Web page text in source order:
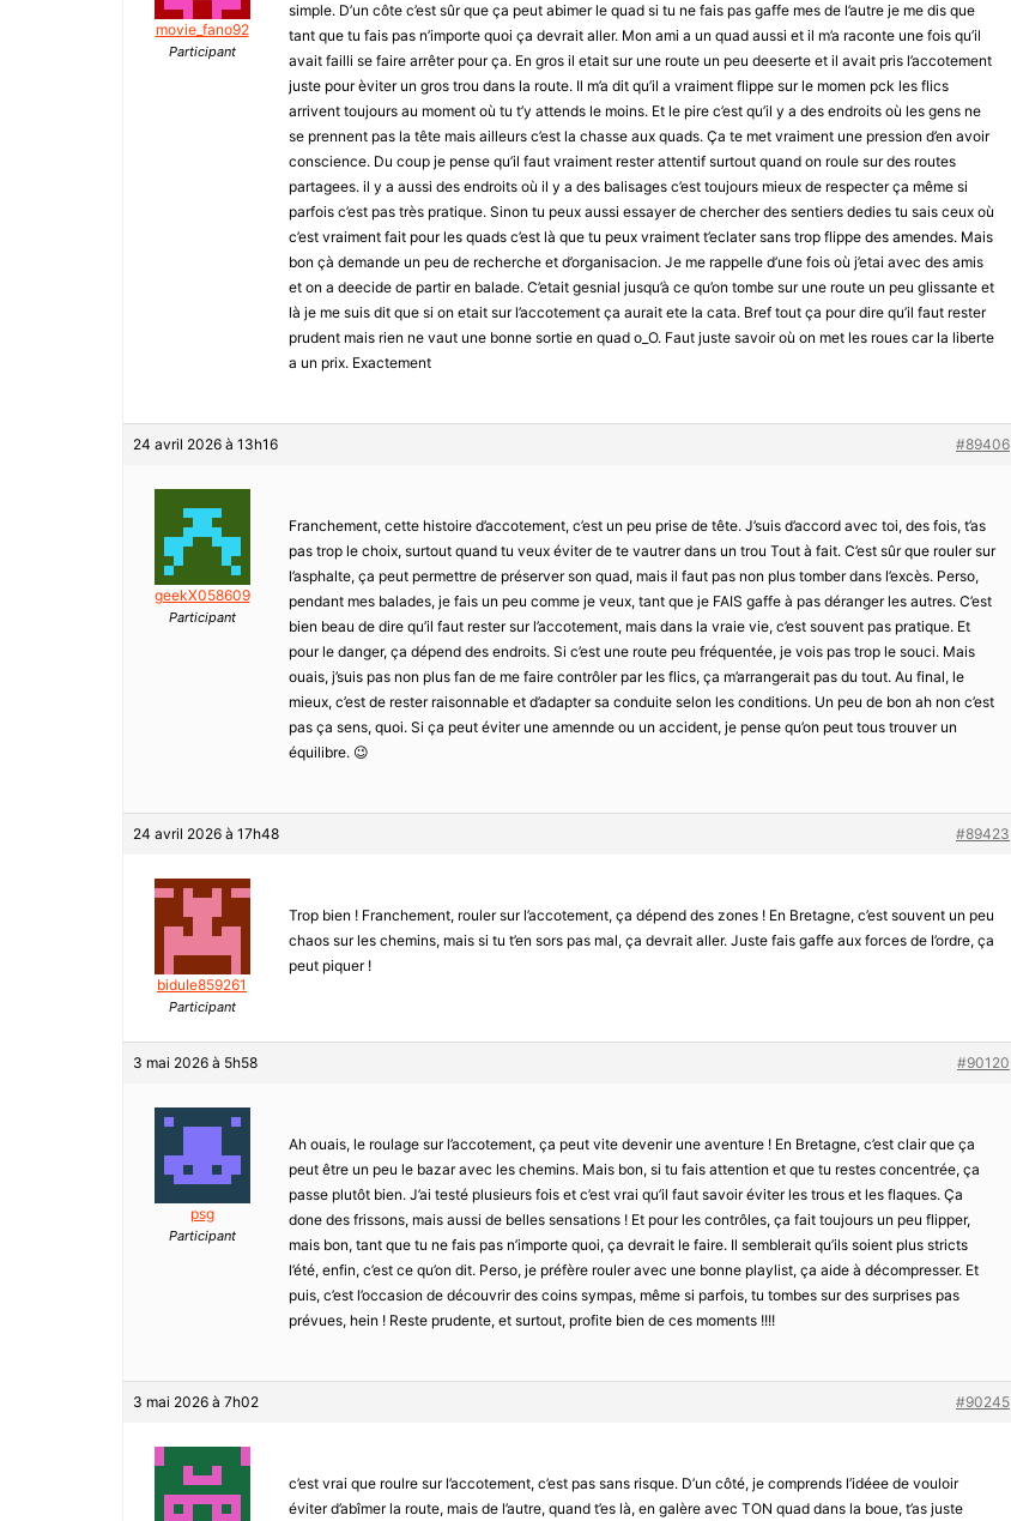
movie_fano92
Participant
simple. D’un côte c’est sûr que ça peut abimer le quad si tu ne fais pas gaffe mes de l’autre je me dis que
tant que tu fais pas n’importe quoi ça devrait aller. Mon ami a un quad aussi et il m’a raconte une fois qu’il
avait failli se faire arrêter pour ça. En gros il etait sur une route un peu deeserte et il avait pris l’accotement
juste pour èviter un gros trou dans la route. Il m’a dit qu’il a vraiment flippe sur le momen pck les flics
arrivent toujours au moment où tu t’y attends le moins. Et le pire c’est qu’il y a des endroits où les gens ne
se prennent pas la tête mais ailleurs c’est la chasse aux quads. Ça te met vraiment une pression d’en avoir
conscience. Du coup je pense qu’il faut vraiment rester attentif surtout quand on roule sur des routes
partagees. il y a aussi des endroits où il y a des balisages c’est toujours mieux de respecter ça même si
parfois c’est pas très pratique. Sinon tu peux aussi essayer de chercher des sentiers dedies tu sais ceux où
c’est vraiment fait pour les quads c’est là que tu peux vraiment t’eclater sans trop flippe des amendes. Mais
bon çà demande un peu de recherche et d’organisacion. Je me rappelle d’une fois où j’etai avec des amis
et on a deecide de partir en balade. C’etait gesnial jusqu’à ce qu’on tombe sur une route un peu glissante et
là je me suis dit que si on etait sur l’accotement ça aurait ete la cata. Bref tout ça pour dire qu’il faut rester
prudent mais rien ne vaut une bonne sortie en quad o_O. Faut juste savoir où on met les roues car la liberte
a un prix. Exactement
24 avril 2026 à 13h16 #89406
geekX058609
Participant
Franchement, cette histoire d’accotement, c’est un peu prise de tête. J’suis d’accord avec toi, des fois, t’as
pas trop le choix, surtout quand tu veux éviter de te vautrer dans un trou Tout à fait. C’est sûr que rouler sur
l’asphalte, ça peut permettre de préserver son quad, mais il faut pas non plus tomber dans l’excès. Perso,
pendant mes balades, je fais un peu comme je veux, tant que je FAIS gaffe à pas déranger les autres. C’est
bien beau de dire qu’il faut rester sur l’accotement, mais dans la vraie vie, c’est souvent pas pratique. Et
pour le danger, ça dépend des endroits. Si c’est une route peu fréquentée, je vois pas trop le souci. Mais
ouais, j’suis pas non plus fan de me faire contrôler par les flics, ça m’arrangerait pas du tout. Au final, le
mieux, c’est de rester raisonnable et d’adapter sa conduite selon les conditions. Un peu de bon ah non c’est
pas ça sens, quoi. Si ça peut éviter une amennde ou un accident, je pense qu’on peut tous trouver un
équilibre. 😉
24 avril 2026 à 17h48 #89423
bidule859261
Participant
Trop bien ! Franchement, rouler sur l’accotement, ça dépend des zones ! En Bretagne, c’est souvent un peu
chaos sur les chemins, mais si tu t’en sors pas mal, ça devrait aller. Juste fais gaffe aux forces de l’ordre, ça
peut piquer !
3 mai 2026 à 5h58 #90120
psg
Participant
Ah ouais, le roulage sur l’accotement, ça peut vite devenir une aventure ! En Bretagne, c’est clair que ça
peut être un peu le bazar avec les chemins. Mais bon, si tu fais attention et que tu restes concentrée, ça
passe plutôt bien. J’ai testé plusieurs fois et c’est vrai qu’il faut savoir éviter les trous et les flaques. Ça
done des frissons, mais aussi de belles sensations ! Et pour les contrôles, ça fait toujours un peu flipper,
mais bon, tant que tu ne fais pas n’importe quoi, ça devrait le faire. Il semblerait qu’ils soient plus stricts
l’été, enfin, c’est ce qu’on dit. Perso, je préfère rouler avec une bonne playlist, ça aide à décompresser. Et
puis, c’est l’occasion de découvrir des coins sympas, même si parfois, tu tombes sur des surprises pas
prévues, hein ! Reste prudente, et surtout, profite bien de ces moments !!!!
3 mai 2026 à 7h02 #90245
c’est vrai que roulre sur l’accotement, c’est pas sans risque. D’un côté, je comprends l’idéee de vouloir
éviter d’abîmer la route, mais de l’autre, quand t’es là, en galère avec TON quad dans la boue, t’as juste